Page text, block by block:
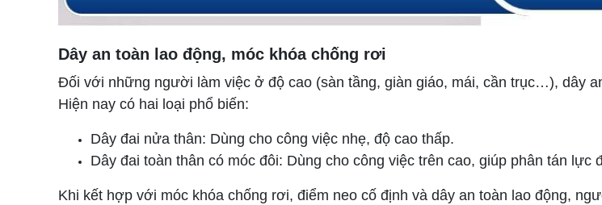
Dây an toàn lao động, móc khóa chống rơi
Đối với những người làm việc ở độ cao (sàn tầng, giàn giáo, mái, cần trục…), dây
Hiện nay có hai loại phổ biến:
Dây đai nửa thân: Dùng cho công việc nhẹ, độ cao thấp.
Dây đai toàn thân có móc đôi: Dùng cho công việc trên cao, giúp phân tán lực
Khi kết hợp với móc khóa chống rơi, điểm neo cố định và dây an toàn lao động,